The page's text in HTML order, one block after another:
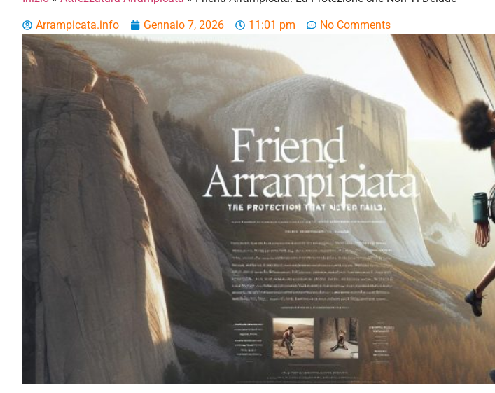
Arrampicata.info Gennaio 7, 2026 11:01 pm No Comments